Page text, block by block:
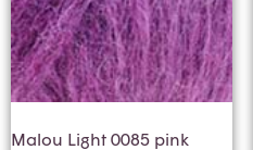
Malou Light 0085 pink